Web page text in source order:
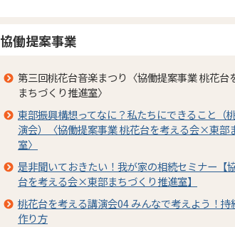
協働提案事業
第三回桃花台音楽まつり〈協働提案事業 桃花
まちづくり推進室〉
東部振興構想ってなに？私たちにできること（
演会）〈協働提案事業 桃花台を考える会×東部
室〉
是非聞いておきたい！我が家の相続セミナー【
台を考える会×東部まちづくり推進室】
桃花台を考える講演会04 みんなで考えよう！持
作り方